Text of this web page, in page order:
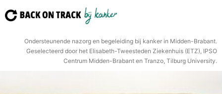
naar
Ondersteunende nazorg en begeleiding bij kanker in Midden-Brabant.
Geselecteerd door het Elisabeth-Tweesteden Ziekenhuis (ETZ), IPSO
Centrum Midden-Brabant en Tranzo, Tilburg University.